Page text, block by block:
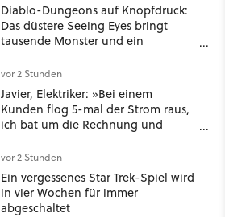
Diablo-Dungeons auf Knopfdruck:
Das düstere Seeing Eyes bringt
tausende Monster und ein
Spieler feuern
vor 2 Stunden
Javier, Elektriker: »Bei einem
Kunden flog 5-mal der Strom raus,
ich bat um die Rechnung und
eine unterschiedliche vertragliche
Leistung hatte«
vor 2 Stunden
Ein vergessenes Star Trek-Spiel wird
in vier Wochen für immer
abgeschaltet